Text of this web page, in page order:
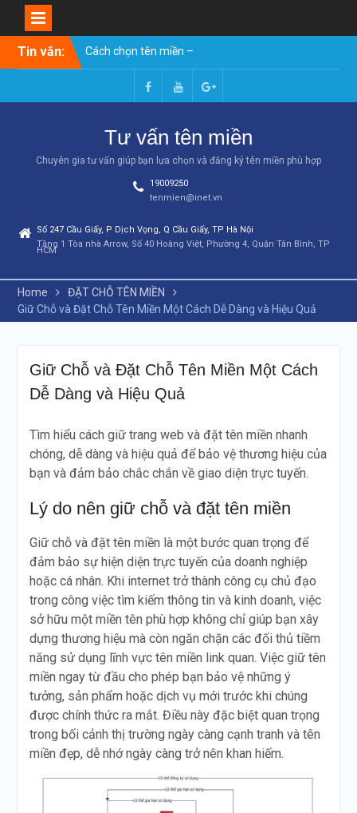
SkipTin vắn:
Cách chọn tên miền –
Hướng dẫn toàn diện từ A-Z
Tên miền chuẩn SEO: 10
website lên top Google
miền chi tiết nhất A-Z
Hướng Dẫn A-Z Cách Đặt
Tên Trang Web Hay, Ấn
Nên chọn đuôi tên miền như
thế nào để làm website tối
Cách kiểm tra tuổi thọ tên
miền​
Tên miền có thực sự ảnh
SEO?
Mua Tên Miền .vn Ở Đâu Rẻ
Nhất Việt Nam? Cách Tính
So Sánh Tên Miền .com và
.vn: 8 Điểm Khác Biệt Quan
Trọng Nhất [2026]
ngành nghề phổ biến nhất
(2026)
Tư vấn tên miền
Chuyên gia tư vấn giúp bạn lựa chọn và đăng ký tên miền phù hợp
19009250
tenmien@inet.vn
Số 247 Cầu Giấy, P Dịch Vọng, Q Cầu Giấy, TP Hà Nội
Tầng 1 Tòa nhà Arrow, Số 40 Hoàng Việt, Phường 4, Quận Tân Bình, TP
HCM
Home
ĐẶT CHỖ TÊN MIỀN
Giữ Chỗ và Đặt Chỗ Tên Miền Một Cách Dễ Dàng và Hiệu Quả
Giữ Chỗ và Đặt Chỗ Tên Miền Một Cách
Dễ Dàng và Hiệu Quả
Tìm hiểu cách giữ trang web và đặt tên miền nhanh
chóng, dễ dàng và hiệu quả để bảo vệ thương hiệu của
bạn và đảm bảo chắc chắn về giao diện trực tuyến.
Lý do nên giữ chỗ và đặt tên miền
Giữ chỗ và đặt tên miền là một bước quan trọng để
đảm bảo sự hiện diện trực tuyến của doanh nghiệp
hoặc cá nhân. Khi internet trở thành công cụ chủ đạo
trong công việc tìm kiếm thông tin và kinh doanh, việc
sở hữu một miền tên phù hợp không chỉ giúp bạn xây
dựng thương hiệu mà còn ngăn chặn các đối thủ tiềm
năng sử dụng lĩnh vực tên miền link quan. Việc giữ tên
miền ngay từ đầu cho phép bạn bảo vệ những ý
tưởng, sản phẩm hoặc dịch vụ mới trước khi chúng
được chính thức ra mắt. Điều này đặc biệt quan trọng
trong bối cảnh thị trường ngày càng cạnh tranh và tên
miền đẹp, dễ nhớ ngày càng trở nên khan hiếm.